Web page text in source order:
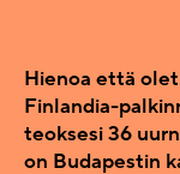
Hienoa että
Finlandia-
teoksesi 36
on Budapestin